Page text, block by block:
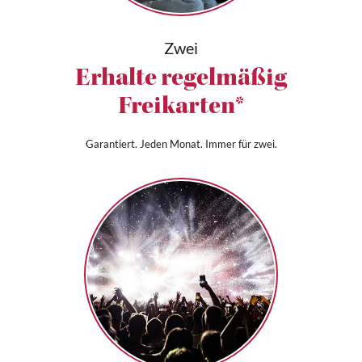
Zwei
Erhalte regelmäßig
Freikarten*
Garantiert. Jeden Monat. Immer für zwei.